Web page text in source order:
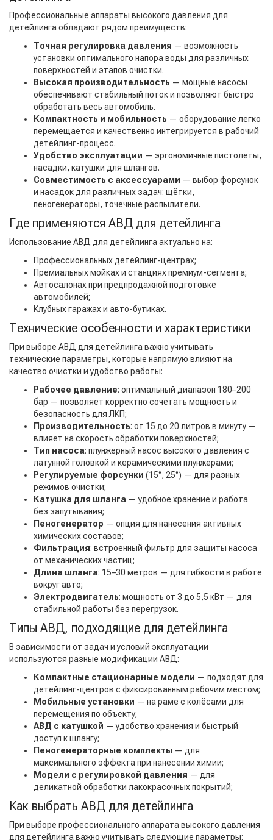
Профессиональные аппараты высокого давления для
детейлинга обладают рядом преимуществ:
Точная регулировка давления — возможность
установки оптимального напора воды для различных
поверхностей и этапов очистки.
Высокая производительность — мощные насосы
обеспечивают стабильный поток и позволяют быстро
обработать весь автомобиль.
Компактность и мобильность — оборудование легко
перемещается и качественно интегрируется в рабочий
детейлинг-процесс.
Удобство эксплуатации — эргономичные пистолеты,
насадки, катушки для шлангов.
Совместимость с аксессуарами — выбор форсунок
и насадок для различных задач: щётки,
пеногенераторы, точечные распылители.
Где применяются АВД для детейлинга
Использование АВД для детейлинга актуально на:
Профессиональных детейлинг-центрах;
Премиальных мойках и станциях премиум-сегмента;
Автосалонах при предпродажной подготовке
автомобилей;
Клубных гаражах и авто-бутиках.
Технические особенности и характеристики
При выборе АВД для детейлинга важно учитывать
технические параметры, которые напрямую влияют на
качество очистки и удобство работы:
Рабочее давление: оптимальный диапазон 180–200
бар — позволяет корректно сочетать мощность и
безопасность для ЛКП;
Производительность: от 15 до 20 литров в минуту —
влияет на скорость обработки поверхностей;
Тип насоса: плунжерный насос высокого давления с
латунной головкой и керамическими плунжерами;
Регулируемые форсунки (15°, 25°) — для разных
режимов очистки;
Катушка для шланга — удобное хранение и работа
без запутывания;
Пеногенератор — опция для нанесения активных
химических составов;
Фильтрация: встроенный фильтр для защиты насоса
от механических частиц;
Длина шланга: 15–30 метров — для гибкости в работе
вокруг авто;
Электродвигатель: мощность от 3 до 5,5 кВт — для
стабильной работы без перегрузок.
Типы АВД, подходящие для детейлинга
В зависимости от задач и условий эксплуатации
используются разные модификации АВД:
Компактные стационарные модели — подходят для
детейлинг-центров с фиксированным рабочим местом;
Мобильные установки — на раме с колёсами для
перемещения по объекту;
АВД с катушкой — удобство хранения и быстрый
доступ к шлангу;
Пеногенераторные комплекты — для
максимального эффекта при нанесении химии;
Модели с регулировкой давления — для
деликатной обработки лакокрасочных покрытий;
Как выбрать АВД для детейлинга
При выборе профессионального аппарата высокого давления
для детейлинга важно учитывать следующие параметры: